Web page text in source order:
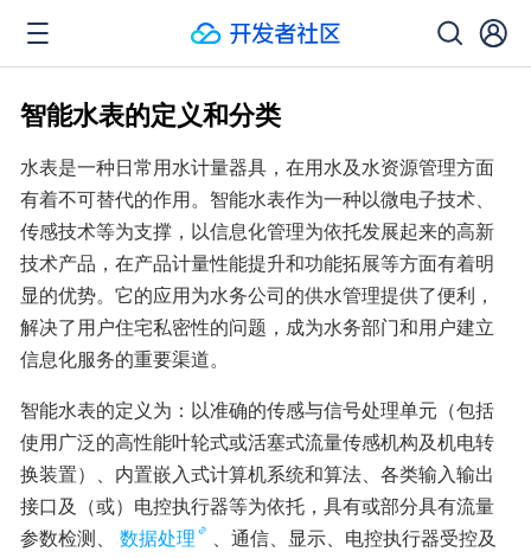
智能水表的定义和分类
水表是一种日常用水计量器具，在用水及水资源管理方面
有着不可替代的作用。智能水表作为一种以微电子技术、
传感技术等为支撑，以信息化管理为依托发展起来的高新
技术产品，在产品计量性能提升和功能拓展等方面有着明
显的优势。它的应用为水务公司的供水管理提供了便利，
解决了用户住宅私密性的问题，成为水务部门和用户建立
信息化服务的重要渠道。
智能水表的定义为：以准确的传感与信号处理单元（包括
使用广泛的高性能叶轮式或活塞式流量传感机构及机电转
换装置）、内置嵌入式计算机系统和算法、各类输入输出
接口及（或）电控执行器等为依托，具有或部分具有流量
参数检测、
数据处理
、通信、显示、电控执行器受控及